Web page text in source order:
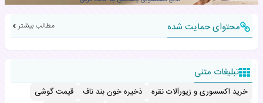
محتوای حمایت شده مطالب بیشتر
تبلیغات متنی
خرید اکسسوری و زیورآلات نقره ذخیره خون بند ناف
قیمت گوشی